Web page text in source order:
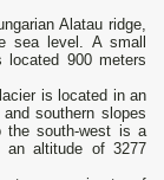
Alatau ridge,
sea level. A small
located 900 meters
is located in an
southern slopes
the south-west is a
an altitude of 3277